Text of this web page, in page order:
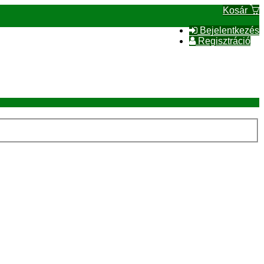
Kosár
Bejelentkezés
Regisztráció